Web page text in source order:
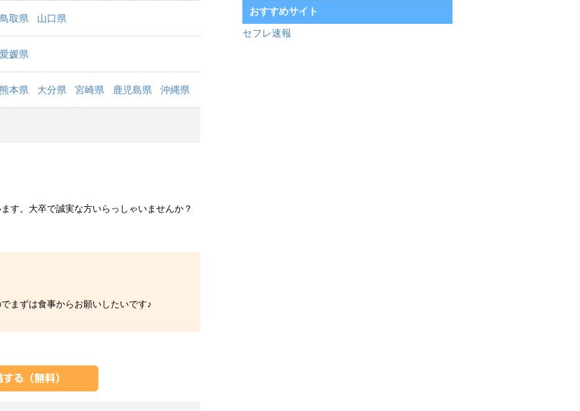
鳥取県 山口県
愛媛県
熊本県 大分県 宮崎県 鹿児島県 沖縄県
す。大卒で誠実な方いらっしゃいませんか？
まずは食事からお願いしたいです♪
おすすめサイト
セフレ速報